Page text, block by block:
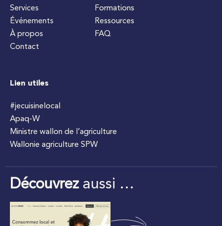
Services
Événements
À propos
Contact
Formations
Ressources
FAQ
Lien utiles
#jecuisinelocal
Apaq-W
Ministre wallon de l’agriculture
Wallonie agriculture SPW
Découvrezaussi …